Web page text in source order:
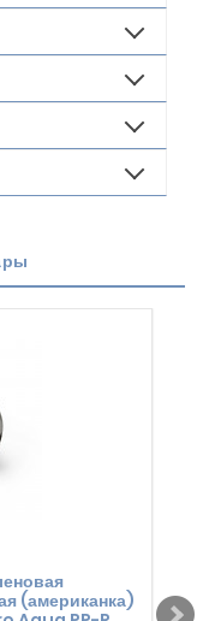
(американка)